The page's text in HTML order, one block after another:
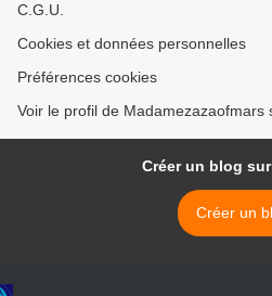
C.G.U.
Cookies et données personnelles
Préférences cookies
Voir le profil de Madamezazaofmars
Créer un blog
Créer un